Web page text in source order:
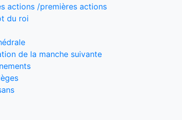
actions /premières actions
du roi
de la manche suivante